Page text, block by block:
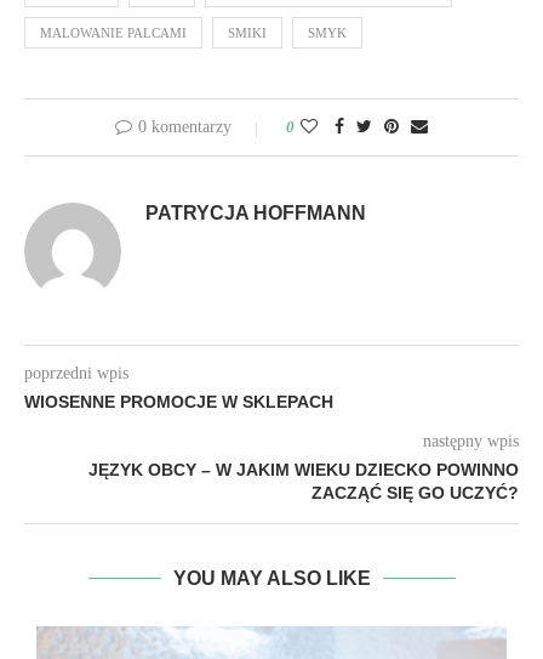
MALOWANIE PALCAMI SMIKI SMYK
0 komentarzy 0
PATRYCJA HOFFMANN
poprzedni wpis
WIOSENNE PROMOCJE W SKLEPACH
następny wpis
JĘZYK OBCY – W JAKIM WIEKU DZIECKO POWINNO
ZACZĄĆ SIĘ GO UCZYĆ?
YOU MAY ALSO LIKE